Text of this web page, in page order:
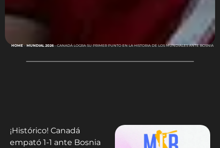
HOME-MUNDIAL 2026-CANADÁ LOGRA SU PRIMER PUNTO EN LA HISTORIA DE LOS MUNDIALES ANTE BOSNIA
¡Histórico! Canadá
empató 1-1 ante Bosnia